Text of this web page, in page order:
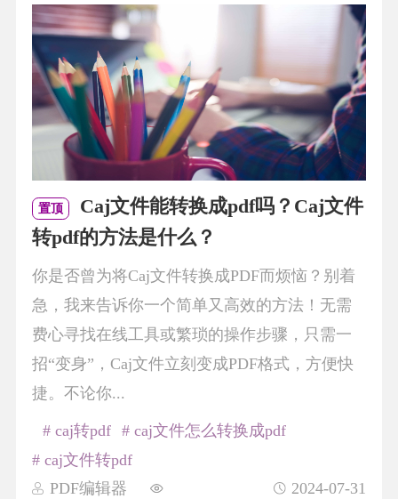
置顶
Caj文件能转换成pdf吗？Caj文件
转pdf的方法是什么？
你是否曾为将Caj文件转换成PDF而烦恼？别着
急，我来告诉你一个简单又高效的方法！无需
费心寻找在线工具或繁琐的操作步骤，只需一
招“变身”，Caj文件立刻变成PDF格式，方便快
捷。不论你...
PDF编辑器 2024-07-31
# caj转pdf
# caj文件怎么转换成pdf
# caj文件转pdf